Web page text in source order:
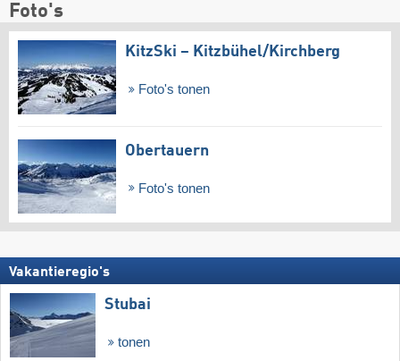
Foto's
KitzSki – Kitzbühel/​Kirchberg
Foto's tonen
Obertauern
Foto's tonen
Vakantieregio's
Stubai
tonen